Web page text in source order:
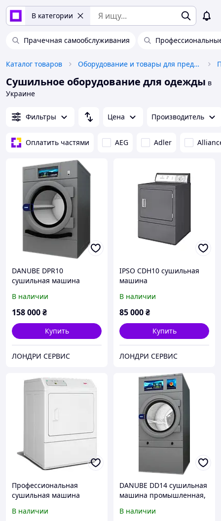
В категории
Прачечная самообслуживания
Каталог товаров Оборудование и товары для предоставления услуг
Сушильное оборудование для одежды в
Украине
Фильтры Цена Производитель
Оплатить частями AEG Adler
DANUBE DPR10
сушильная машина
кг
В наличии
158 000₴
Купить
ЛОНДРИ СЕРВИС
IPSO CDH10 сушильная
машина
кг
В наличии
85 000₴
Купить
ЛОНДРИ СЕРВИС
Профессиональная
сушильная машина
(США)
В наличии
DANUBE DD14 сушильная
машина промышленная,
В наличии